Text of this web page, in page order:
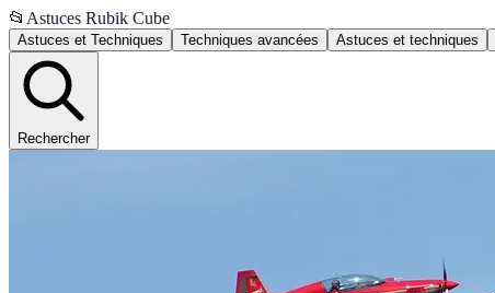
📂 Astuces Rubik Cube
Astuces et Techniques Techniques avancées Astuces et techniques
Rechercher